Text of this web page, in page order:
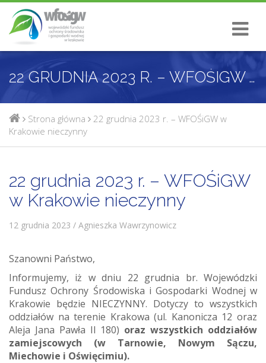
22 GRUDNIA 2023 R. – WFOŚIGW W KRAKOWIE NIECZYNNY
Strona główna
22 grudnia 2023 r. – WFOŚiGW w
Krakowie nieczynny
22 grudnia 2023 r. – WFOŚiGW
w Krakowie nieczynny
12 grudnia 2023 / Agnieszka Wawrzynowicz
Szanowni Państwo,
Informujemy, iż w dniu 22 grudnia br. Wojewódzki
Fundusz Ochrony Środowiska i Gospodarki Wodnej w
Krakowie będzie NIECZYNNY. Dotyczy to wszystkich
oddziałów na terenie Krakowa (ul. Kanonicza 12 oraz
Aleja Jana Pawła II 180) oraz wszystkich oddziałów
zamiejscowych (w Tarnowie, Nowym Sączu,
Miechowie i Oświęcimiu).